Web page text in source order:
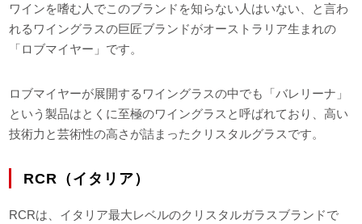
ワインを嗜む人でこのブランドを知らない人はいない、と言わ
れるワイングラスの巨匠ブランドがオーストラリア生まれの
「ロブマイヤー」です。
ロブマイヤーが展開するワイングラスの中でも「バレリーナ」
という製品はとくに至極のワイングラスと呼ばれており、高い
技術力と芸術性の高さが詰まったクリスタルグラスです。
RCR（イタリア）
RCRは、イタリア最大レベルのクリスタルガラスブランドで